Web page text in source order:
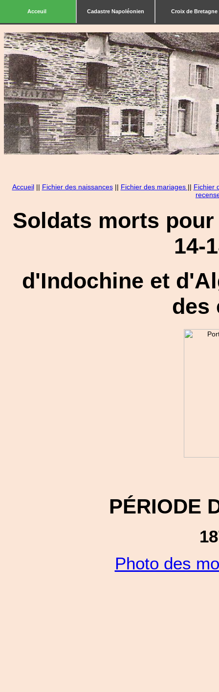
Acceuil Cadastre Napoléonien Croix de Bretagne
Accueil|| Fichier des naissances|| Fichier des mariages || Fichier
Soldats morts pour
14-
d'Indochine et
des
PÉRIODE
Photo des